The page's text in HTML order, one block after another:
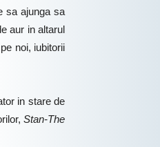
sa ajunga sa
aur in altarul
noi, iubitorii
in stare de
Stan-The